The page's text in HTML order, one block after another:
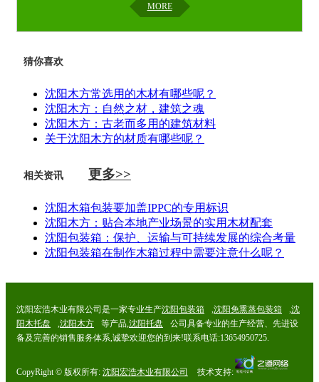
MORE
猜你喜欢
沈阳木方常选用的木材有哪些呢？
沈阳木方：自然之材，建筑之魂
沈阳木方：古老而多用的建筑材料
关于沈阳木方的材质有哪些呢？
相关资讯 更多>>
沈阳木箱包装要加盖IPPC的专用标识
沈阳木方：贴合本地产业场景的实用木材配套
沈阳包装箱：保护、运输与可持续发展的综合考量
沈阳包装箱在制作木箱过程中需要注意什么呢？
沈阳宏浩木业有限公司是一家专业生产沈阳包装箱 ,沈阳免熏蒸包装箱 ,沈
阳木托盘
,沈阳木方 等产品,沈阳托盘
公司具备专业的生产经营、先进设
备及完善的销售服务体系,诚挚欢迎您的到来!联系电话:13654950725.
CopyRight © 版权所有: 沈阳宏浩木业有限公司
技术支持: